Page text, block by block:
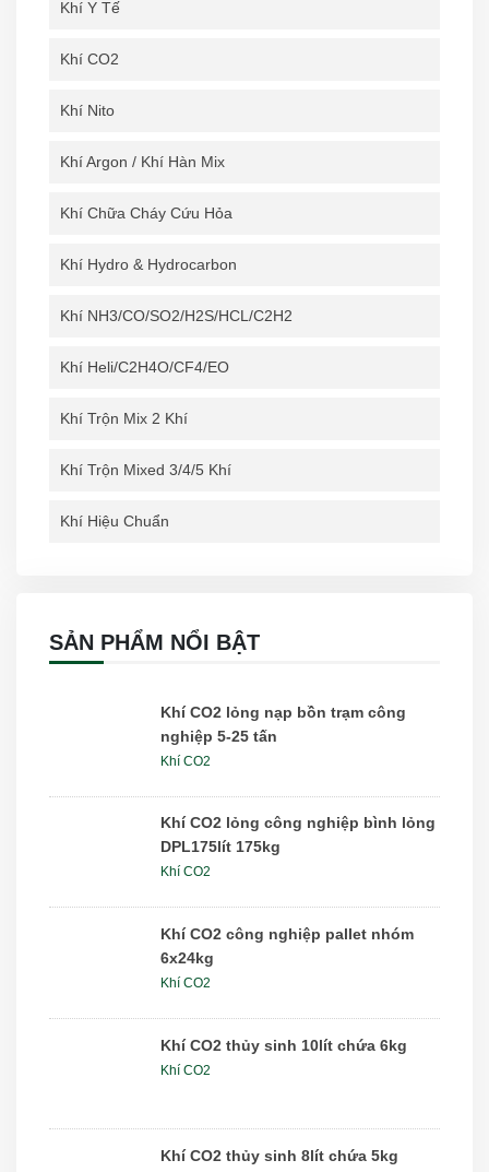
Khí Y Tế
Khí CO2
Khí Nito
Khí Argon / Khí Hàn Mix
Khí Chữa Cháy Cứu Hỏa
Khí Hydro & Hydrocarbon
Khí NH3/CO/SO2/H2S/HCL/C2H2
Khí Heli/C2H4O/CF4/EO
Khí Trộn Mix 2 Khí
Khí Trộn Mixed 3/4/5 Khí
Khí Hiệu Chuẩn
SẢN PHẨM NỔI BẬT
Khí CO2 lỏng nạp bồn trạm công
nghiệp 5-25 tấn
Khí CO2
Khí CO2 lỏng công nghiệp bình lỏng
DPL175lít 175kg
Khí CO2
Khí CO2 công nghiệp pallet nhóm
6x24kg
Khí CO2
Khí CO2 thủy sinh 10lít chứa 6kg
Khí CO2
Khí CO2 thủy sinh 8lít chứa 5kg